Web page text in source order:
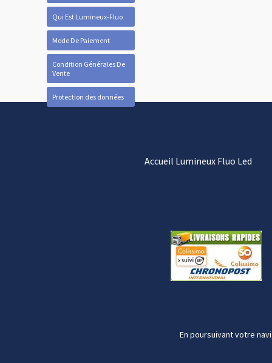
Qui Est Lumineux-Fluo
Mode De Paiement
Condition Générales De
Vente
Protection des données
Accueil Lumineux Fluo Led
En poursuivant votre